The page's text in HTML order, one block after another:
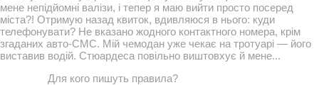
мене непідйомні валізи, і тепер я маю вийти просто посеред
міста?! Отримую назад квиток, вдивляюся в нього: куди
телефонувати? Не вказано жодного контактного номера, крім
згаданих авто-СМС. Мій чемодан уже чекає на тротуарі — його
виставив водій. Стюардеса повільно виштовхує й мене...
Для кого пишуть правила?